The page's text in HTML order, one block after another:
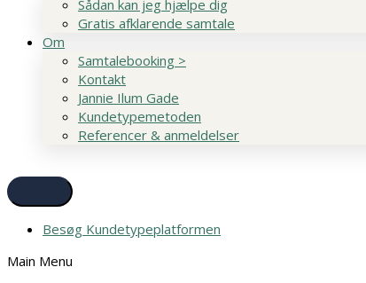
Sådan kan jeg hjælpe dig
Gratis afklarende samtale
Om
Samtalebooking >
Kontakt
Jannie Ilum Gade
Kundetypemetoden
Referencer & anmeldelser
Besøg Kundetypeplatformen
Main Menu